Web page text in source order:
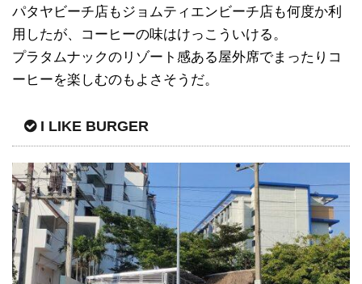
パタヤビーチ店もジョムティエンビーチ店も何度か利
用したが、コーヒーの味はけっこういける。
プラタムナックのリゾート感ある屋外席でまったりコ
ーヒーを楽しむのもよさそうだ。
I LIKE BURGER